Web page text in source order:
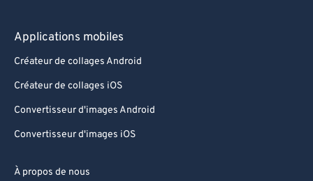
Applications mobiles
Créateur de collages Android
Créateur de collages iOS
Convertisseur d'images Android
Convertisseur d'images iOS
À propos de nous